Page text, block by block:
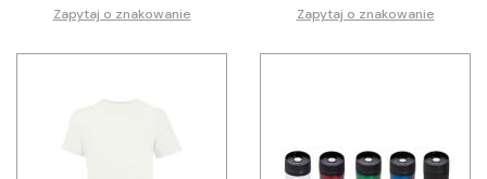
Zapytaj o znakowanie
Zapytaj o znakowanie